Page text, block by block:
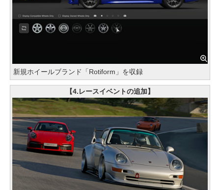
新規ホイールブランド「Rotiform」を収録
【4.レースイベントの追加】